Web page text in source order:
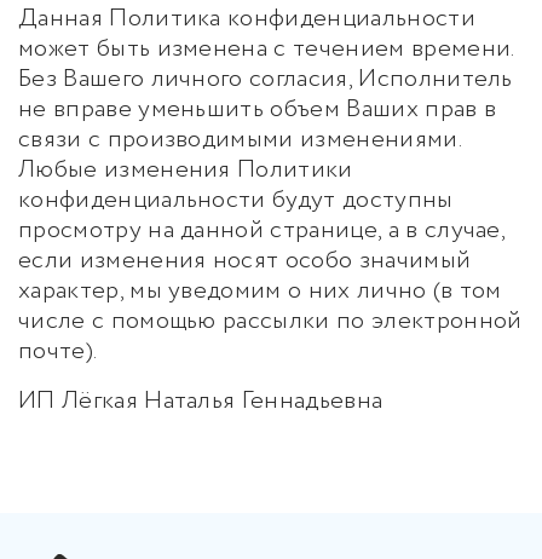
Данная Политика конфиденциальности
может быть изменена с течением времени.
Без Вашего личного согласия, Исполнитель
не вправе уменьшить объем Ваших прав в
связи с производимыми изменениями.
Любые изменения Политики
конфиденциальности будут доступны
просмотру на данной странице, а в случае,
если изменения носят особо значимый
характер, мы уведомим о них лично (в том
числе с помощью рассылки по электронной
почте).
ИП Лёгкая Наталья Геннадьевна